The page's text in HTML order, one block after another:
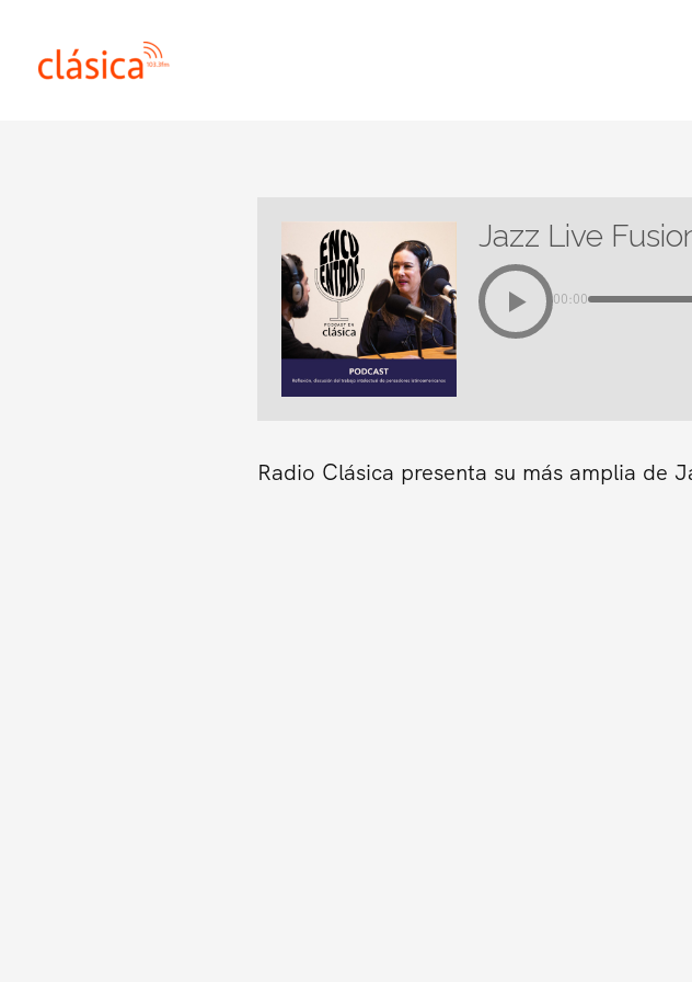
contenido
Jazz Live
00:00
Radio Clásica presenta su más amplia de